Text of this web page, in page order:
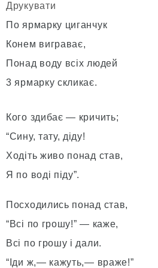
Друкувати
По ярмарку циганчук
Конем виграває,
Понад воду вcix людей
3 ярмарку скликає.
Кого здибає — кричить;
“Сину, тату, діду!
Ходіть живо понад став,
Я по воді піду”.
Посходились понад став,
“Bci по грошу!” — каже,
Bci по грошу i дали.
“Іди ж,— кажуть,— враже!”